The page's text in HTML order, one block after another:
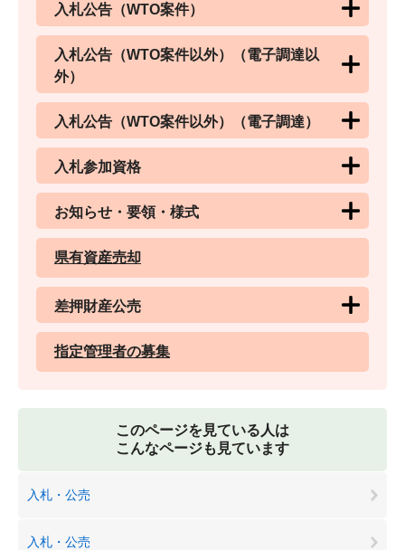
入札公告（WTO案件）
入札公告（WTO案件以外）（電子調達以
外）
入札公告（WTO案件以外）（電子調達）
入札参加資格
お知らせ・要領・様式
県有資産売却
差押財産公売
指定管理者の募集
このページを見ている人は
こんなページも見ています
入札・公売
入札・公売